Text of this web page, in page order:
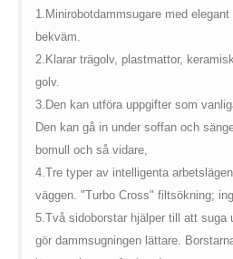
on line 42
1. Minirobotdammsugare med
bekväm.
2. Klarar trägolv, plastmattor,
golv.
3. Den kan utföra uppgifter som
Den kan gå in under soffan och
bomull och så vidare,
4.Tre typer av intelligenta
väggen. "Turbo Cross" filtsökning;
5.Två sidoborstar hjälper till att
gör dammsugningen lättare.